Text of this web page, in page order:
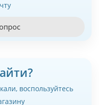
воспользуйтесь